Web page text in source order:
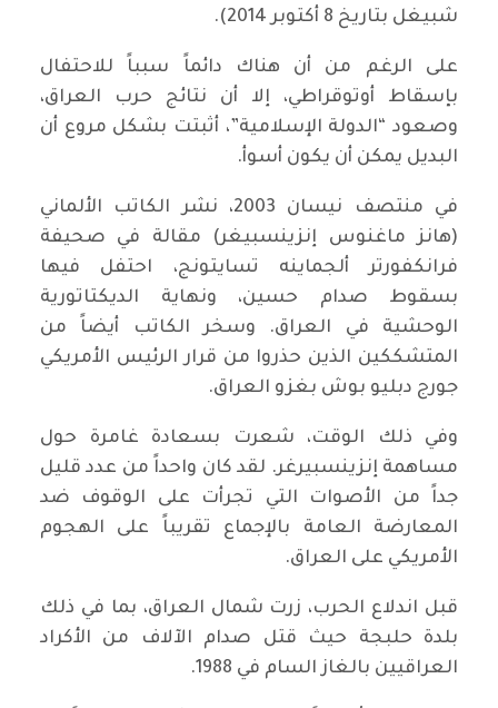
شبيغل بتاريخ 8 أكتوبر 2014).
على الرغم من أن هناك دائماً سبباً للاحتفال
بإسقاط أوتوقراطي، إلا أن نتائج حرب العراق،
وصعود “الدولة الإسلامية”، أثبتت بشكل مروع أن
البديل يمكن أن يكون أسوأ.
في منتصف نيسان 2003، نشر الكاتب الألماني
(هانز ماغنوس إنزينسبيغر) مقالة في صحيفة
فرانكفورتر ألجماينه تسايتونج، احتفل فيها
بسقوط صدام حسين، ونهاية الديكتاتورية
الوحشية في العراق. وسخر الكاتب أيضاً من
المتشككين الذين حذروا من قرار الرئيس الأمريكي
جورج دبليو بوش بغزو العراق.
وفي ذلك الوقت، شعرت بسعادة غامرة حول
مساهمة إنزينسبيرغر. لقد كان واحداً من عدد قليل
جداً من الأصوات التي تجرأت على الوقوف ضد
المعارضة العامة بالإجماع تقريباً على الهجوم
الأمريكي على العراق.
قبل اندلاع الحرب، زرت شمال العراق، بما في ذلك
بلدة حلبجة حيث قتل صدام الآلاف من الأكراد
العراقيين بالغاز السام في 1988.